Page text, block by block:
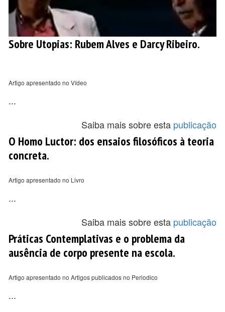
Sobre Utopias: Rubem Alves e Darcy Ribeiro.
Artigo apresentado no Vídeo
...
Saiba mais sobre esta publicação
O Homo Luctor: dos ensaios filosóficos à teoria
concreta.
Artigo apresentado no Livro
...
Saiba mais sobre esta publicação
Práticas Contemplativas e o problema da
ausência de corpo presente na escola.
Artigo apresentado no Artigos publicados no Periodico
...